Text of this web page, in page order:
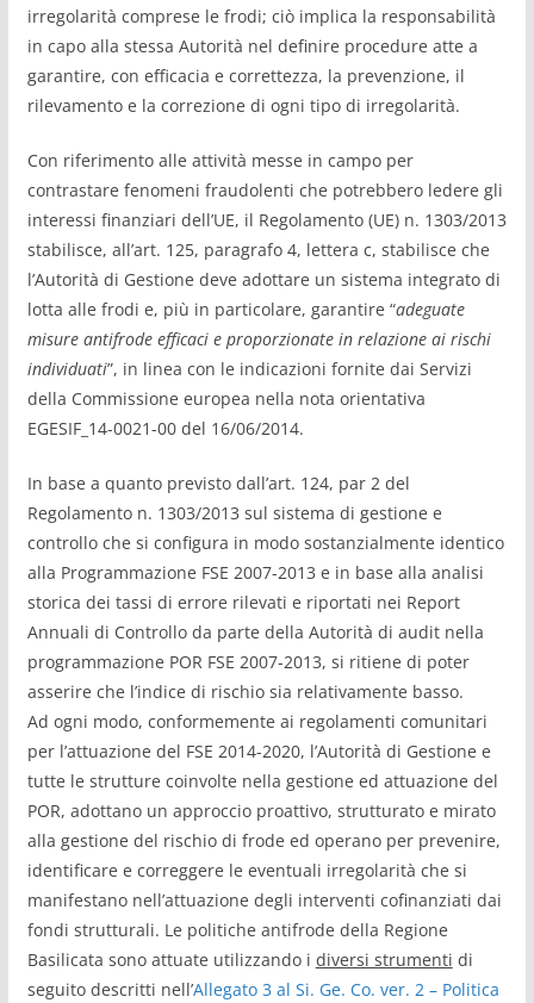
irregolarità comprese le frodi; ciò implica la responsabilità
in capo alla stessa Autorità nel definire procedure atte a
garantire, con efficacia e correttezza, la prevenzione, il
rilevamento e la correzione di ogni tipo di irregolarità.
Con riferimento alle attività messe in campo per
contrastare fenomeni fraudolenti che potrebbero ledere gli
interessi finanziari dell’UE, il Regolamento (UE) n. 1303/2013
stabilisce, all’art. 125, paragrafo 4, lettera c, stabilisce che
l’Autorità di Gestione deve adottare un sistema integrato di
lotta alle frodi e, più in particolare, garantire “adeguate
misure antifrode efficaci e proporzionate in relazione ai rischi
individuati”, in linea con le indicazioni fornite dai Servizi
della Commissione europea nella nota orientativa
EGESIF_14-0021-00 del 16/06/2014.
In base a quanto previsto dall’art. 124, par 2 del
Regolamento n. 1303/2013 sul sistema di gestione e
controllo che si configura in modo sostanzialmente identico
alla Programmazione FSE 2007-2013 e in base alla analisi
storica dei tassi di errore rilevati e riportati nei Report
Annuali di Controllo da parte della Autorità di audit nella
programmazione POR FSE 2007-2013, si ritiene di poter
asserire che l’indice di rischio sia relativamente basso.
Ad ogni modo, conformemente ai regolamenti comunitari
per l’attuazione del FSE 2014-2020, l’Autorità di Gestione e
tutte le strutture coinvolte nella gestione ed attuazione del
POR, adottano un approccio proattivo, strutturato e mirato
alla gestione del rischio di frode ed operano per prevenire,
identificare e correggere le eventuali irregolarità che si
manifestano nell’attuazione degli interventi cofinanziati dai
fondi strutturali. Le politiche antifrode della Regione
Basilicata sono attuate utilizzando i diversi strumenti di
seguito descritti nell’Allegato 3 al Si. Ge. Co. ver. 2 – Politica